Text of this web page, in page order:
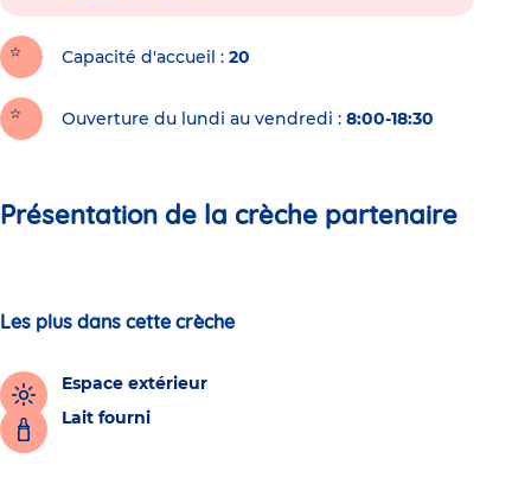
Capacité d'accueil 20
Ouverture du lundi au vendredi : 8:00-18:30
Présentation de la crèche partenaire
Les plus dans cette crèche
Espace extérieur
Lait fourni